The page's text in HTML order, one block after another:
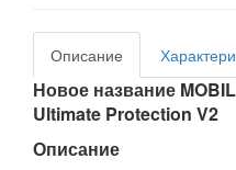
Описание
Новое название
Ultimate Protection V2
Описание